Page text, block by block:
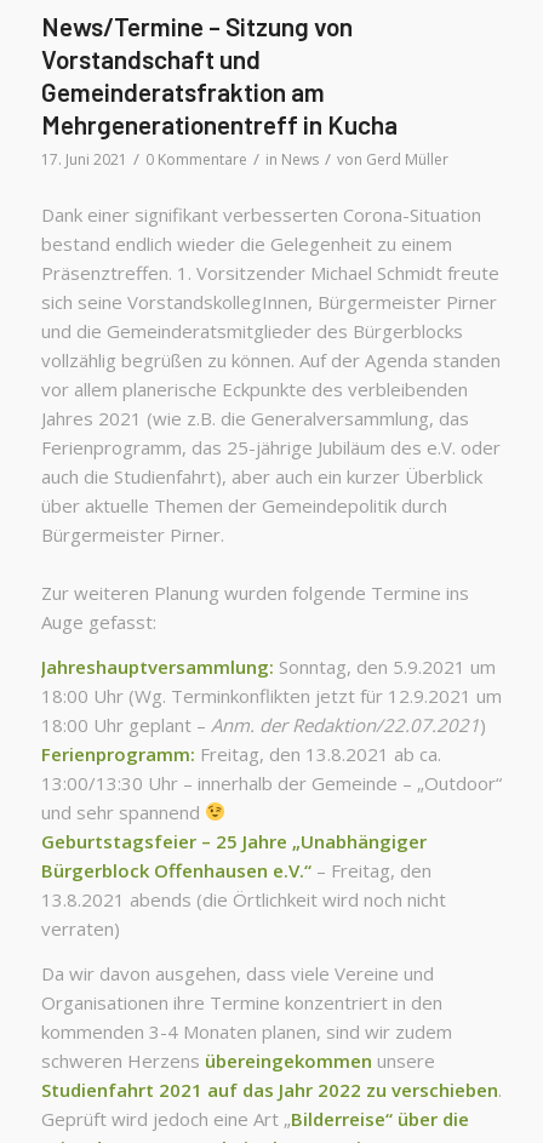
News/Termine – Sitzung von
Vorstandschaft und
Gemeinderatsfraktion am
Mehrgenerationentreff in Kucha
17. Juni 2021 / 0 Kommentare / in News / von Gerd Müller
Dank einer signifikant verbesserten Corona-Situation
bestand endlich wieder die Gelegenheit zu einem
Präsenztreffen. 1. Vorsitzender Michael Schmidt freute
sich seine VorstandskollegInnen, Bürgermeister Pirner
und die Gemeinderatsmitglieder des Bürgerblocks
vollzählig begrüßen zu können. Auf der Agenda standen
vor allem planerische Eckpunkte des verbleibenden
Jahres 2021 (wie z.B. die Generalversammlung, das
Ferienprogramm, das 25-jährige Jubiläum des e.V. oder
auch die Studienfahrt), aber auch ein kurzer Überblick
über aktuelle Themen der Gemeindepolitik durch
Bürgermeister Pirner.
Zur weiteren Planung wurden folgende Termine ins
Auge gefasst:
Jahreshauptversammlung: Sonntag, den 5.9.2021 um
18:00 Uhr (Wg. Terminkonflikten jetzt für 12.9.2021 um
18:00 Uhr geplant – Anm. der Redaktion/22.07.2021)
Ferienprogramm: Freitag, den 13.8.2021 ab ca.
13:00/13:30 Uhr – innerhalb der Gemeinde – „Outdoor“
und sehr spannend
Geburtstagsfeier – 25 Jahre „Unabhängiger
Bürgerblock Offenhausen e.V.“– Freitag, den
13.8.2021 abends (die Örtlichkeit wird noch nicht
verraten)
Da wir davon ausgehen, dass viele Vereine und
Organisationen ihre Termine konzentriert in den
kommenden 3-4 Monaten planen, sind wir zudem
schweren Herzens übereingekommen unsere
Studienfahrt 2021 auf das Jahr 2022 zu verschieben.
Geprüft wird jedoch eine Art „Bilderreise“ über die